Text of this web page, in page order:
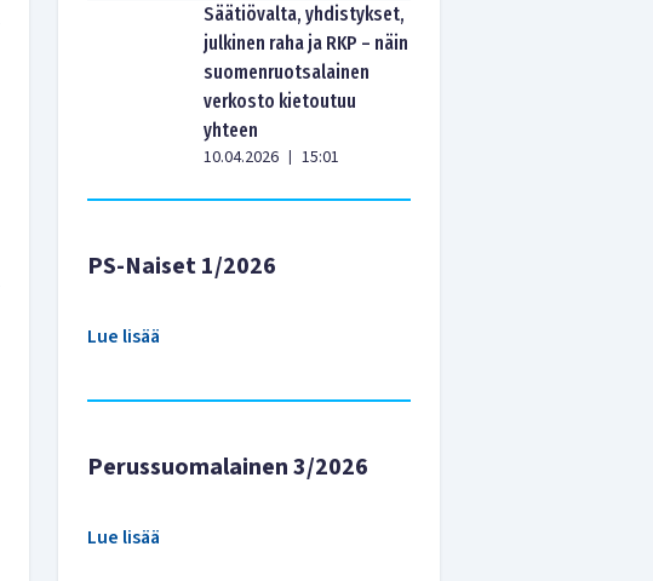
Säätiövalta, yhdistykset,
julkinen raha ja RKP – näin
suomenruotsalainen
verkosto kietoutuu
yhteen
10.04.2026 | 15:01
PS-Naiset 1/2026
Lue lisää
Perussuomalainen 3/2026
Lue lisää